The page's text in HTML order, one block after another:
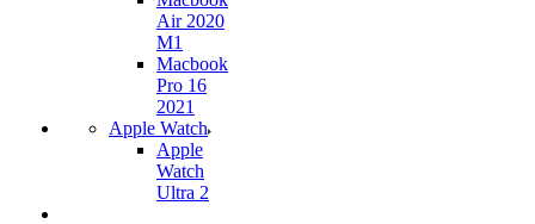
Air 2020
M1
Macbook
Pro 16
2021
Apple Watch
Apple
Watch
Ultra 2